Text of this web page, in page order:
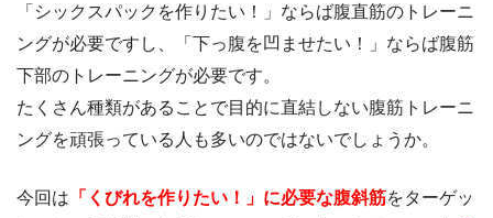
「シックスパックを作りたい！」ならば腹直筋のトレーニ
ングが必要ですし、「下っ腹を凹ませたい！」ならば腹筋
下部のトレーニングが必要です。
たくさん種類があることで目的に直結しない腹筋トレーニ
ングを頑張っている人も多いのではないでしょうか。
今回は 「くびれを作りたい！」に必要な腹斜筋をターゲッ